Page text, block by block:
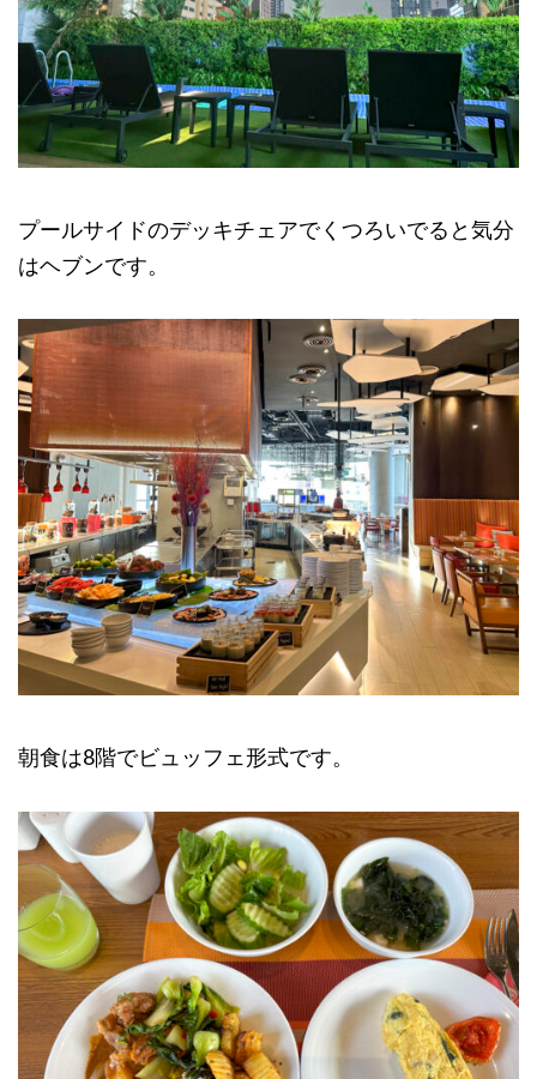
プールサイドのデッキチェアでくつろいでると気分
はヘブンです。
朝食は8階でビュッフェ形式です。